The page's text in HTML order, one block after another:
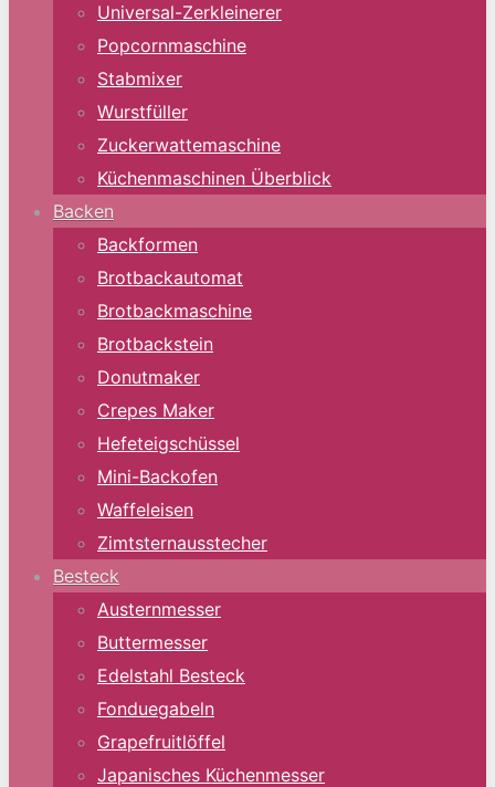
Universal-Zerkleinerer
Popcornmaschine
Stabmixer
Wurstfüller
Zuckerwattemaschine
Küchenmaschinen Überblick
Backen
Backformen
Brotbackautomat
Brotbackmaschine
Brotbackstein
Donutmaker
Crepes Maker
Hefeteigschüssel
Mini-Backofen
Waffeleisen
Zimtsternausstecher
Besteck
Austernmesser
Buttermesser
Edelstahl Besteck
Fonduegabeln
Grapefruitlöffel
Japanisches Küchenmesser